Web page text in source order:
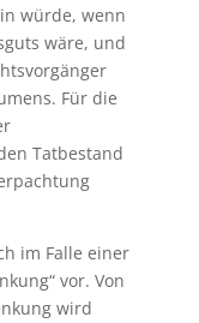
würde, wenn
wäre, und
Für die
Tatbestand
im Falle einer
vor. Von
wird